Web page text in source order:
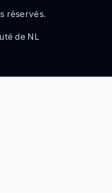
réservés.
de NL